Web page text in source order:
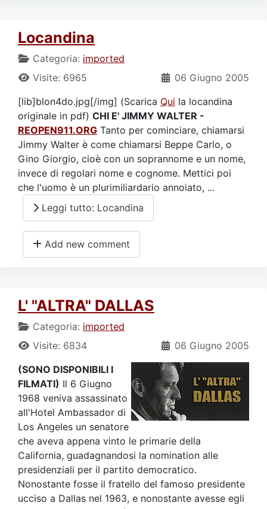
Locandina
Categoria: imported
06 Giugno 2005
Visite: 6965
[lib]blon4do.jpg[/img] (Scarica Qui la locandina
originale in pdf) CHI E' JIMMY WALTER -
REOPEN911.ORG Tanto per cominciare, chiamarsi
Jimmy Walter è come chiamarsi Beppe Carlo, o
Gino Giorgio, cioè con un soprannome e un nome,
invece di regolari nome e cognome. Mettici poi
che l'uomo è un plurimiliardario annoiato, ...
Leggi tutto: Locandina
Add new comment
L' "ALTRA" DALLAS
Categoria: imported
06 Giugno 2005
Visite: 6834
(SONO DISPONIBILI I
FILMATI) Il 6 Giugno
1968 veniva assassinato
all'Hotel Ambassador di
Los Angeles un senatore
che aveva appena vinto le primarie della
California, guadagnandosi la nomination alle
presidenziali per il partito democratico.
Nonostante fosse il fratello del famoso presidente
ucciso a Dallas nel 1963, e nonostante avesse egli